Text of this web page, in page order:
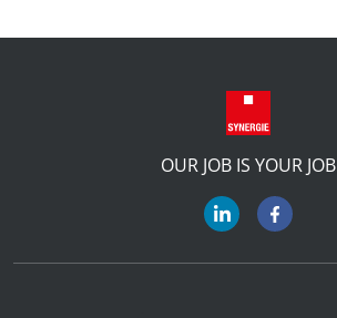
OUR JOB IS YOUR JOB